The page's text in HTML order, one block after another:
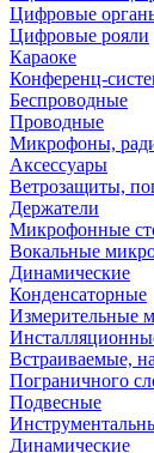
Цифровые
Цифровые рояли
Караоке
Конференц-
Беспроводные
Проводные
Микрофоны,
Аксессуары
Ветрозащиты,
Держатели
Микрофонные
Вокальные
Динамические
Конденсаторные
Измерительные
Встраиваемые,
Пограничного
Подвесные
Динамические